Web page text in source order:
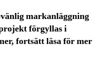
markanläggning
förgyllas i
fortsätt läsa för mer